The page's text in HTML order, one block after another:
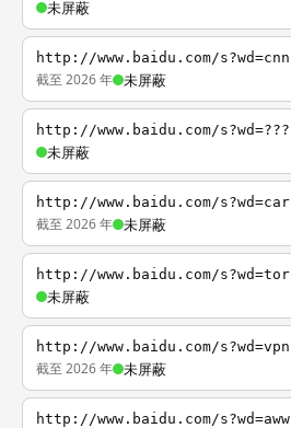
未屏蔽
http://www.baidu.com/s?wd=cnn
截至 2026 年 未屏蔽
http://www.baidu.com/s?wd=???
未屏蔽
http://www.baidu.com/s?wd=car
截至 2026 年 未屏蔽
http://www.baidu.com/s?wd=tor
未屏蔽
http://www.baidu.com/s?wd=vpn
截至 2026 年 未屏蔽
http://www.baidu.com/s?wd=aww